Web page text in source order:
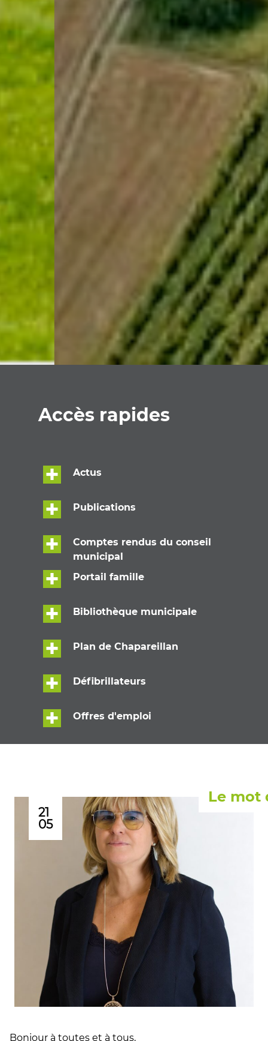
Accès rapides
Actus
Publications
Comptes rendus du conseil
municipal
Portail famille
Bibliothèque municipale
Plan de Chapareillan
Défibrillateurs
Offres d'emploi
Le mot
21
05
Bonjour à toutes et à tous,